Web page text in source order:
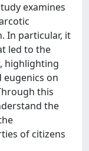
examines
In particular, it
led to the
highlighting
eugenics on
this
the
of citizens